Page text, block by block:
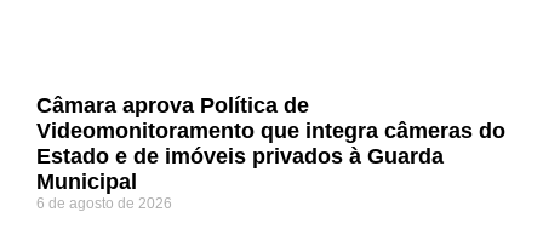
Câmara aprova Política de
Videomonitoramento que integra câmeras do
Estado e de imóveis privados à Guarda
Municipal
6 de agosto de 2026